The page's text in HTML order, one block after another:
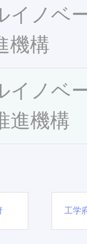
イノベ
機構
イノベ
進機構
工学